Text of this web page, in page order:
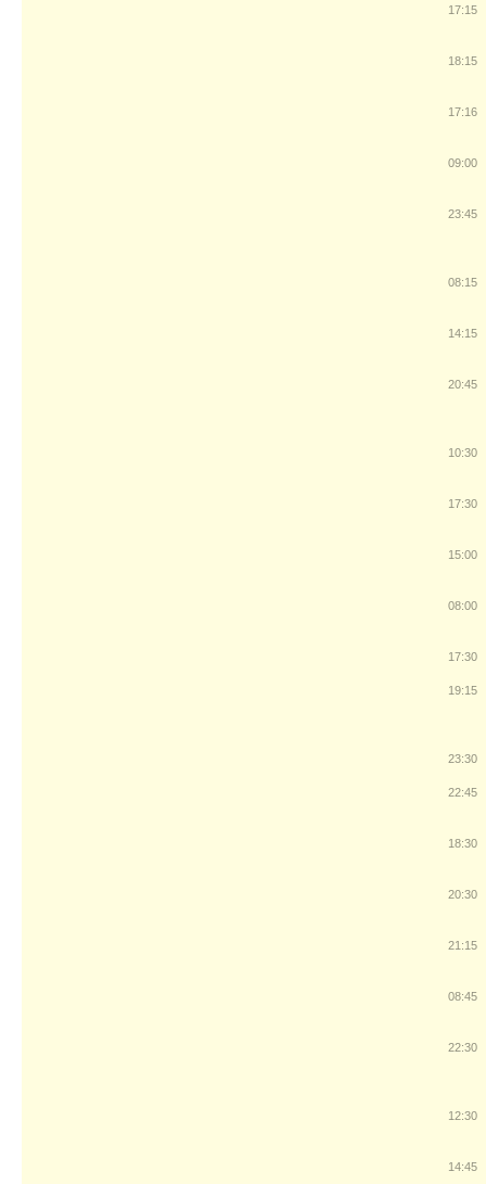
17:15
18:15
17:16
09:00
23:45
08:15
14:15
20:45
10:30
17:30
15:00
08:00
17:30
19:15
23:30
22:45
18:30
20:30
21:15
08:45
22:30
12:30
14:45